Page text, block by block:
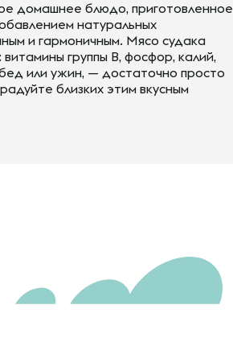
домашнее блюдо, приготовленное
натуральных
и гармоничным. Мясо судака
группы В, фосфор, калий,
или ужин, — достаточно просто
близких этим вкусным